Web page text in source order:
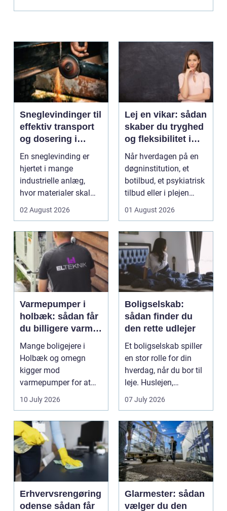
Sneglevindinger til
effektiv transport
og dosering i
industrien
En sneglevinding er
hjertet i mange
industrielle anlæg,
hvor materialer skal
02 August 2026
Lej en vikar: sådan
skaber du tryghed
og fleksibilitet i
hverdagen
Når hverdagen på en
døgninstitution, et
botilbud, et psykiatrisk
tilbud eller i plejen
01 August 2026
Varmepumper i
holbæk: sådan får
du billigere varme
og bedre
indeklima
Mange boligejere i
Holbæk og omegn
kigger mod
varmepumper for at
sænke
varmeregningen og få
et sunde...
10 July 2026
Boligselskab:
sådan finder du
den rette udlejer
Et boligselskab spiller
en stor rolle for din
hverdag, når du bor til
leje. Huslejen,
vedligeh...
07 July 2026
Erhvervsrengøring
odense sådan får
Glarmester: sådan
vælger du den